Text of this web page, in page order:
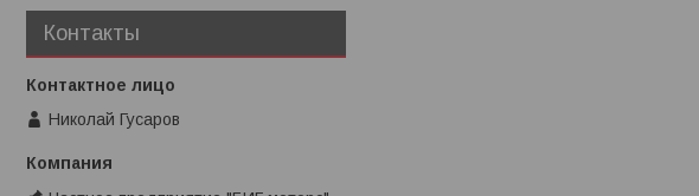
Контакты
Николай Гусаров